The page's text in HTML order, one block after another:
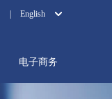
English
电子商务